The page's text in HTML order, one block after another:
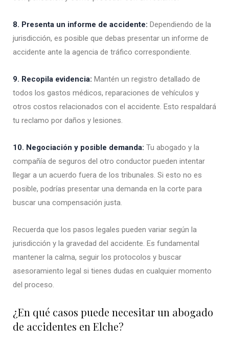
8. Presenta un informe de accidente: Dependiendo de la
jurisdicción, es posible que debas presentar un informe de
accidente ante la agencia de tráfico correspondiente.
9. Recopila evidencia: Mantén un registro detallado de
todos los gastos médicos, reparaciones de vehículos y
otros costos relacionados con el accidente. Esto respaldará
tu reclamo por daños y lesiones.
10. Negociación y posible demanda: Tu abogado y la
compañía de seguros del otro conductor pueden intentar
llegar a un acuerdo fuera de los tribunales. Si esto no es
posible, podrías presentar una demanda en la corte para
buscar una compensación justa.
Recuerda que los pasos legales pueden variar según la
jurisdicción y la gravedad del accidente. Es fundamental
mantener la calma, seguir los protocolos y buscar
asesoramiento legal si tienes dudas en cualquier momento
del proceso.
¿En qué casos puede necesitar un abogado
de accidentes en Elche?